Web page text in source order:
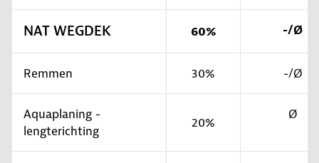
NAT WEGDEK 60% -/Ø
Remmen 30% -/Ø
Aquaplaning -
lengterichting
20%
Ø